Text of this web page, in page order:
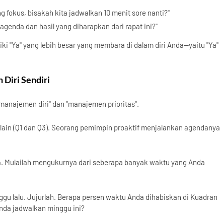
fokus, bisakah kita jadwalkan 10 menit sore nanti?"
dan hasil yang diharapkan dari rapat ini?"
"Ya" yang lebih besar yang membara di dalam diri Anda—yaitu "Ya"
Diri Sendiri
diri" dan "manajemen prioritas".
(Q1 dan Q3). Seorang pemimpin proaktif menjalankan agendanya
mengukurnya dari seberapa banyak waktu yang Anda
lalu. Jujurlah. Berapa persen waktu Anda dihabiskan di Kuadran
jadwalkan minggu ini?